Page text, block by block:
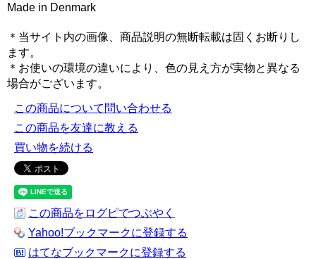
Made in Denmark
＊当サイト内の画像、商品説明の無断転載は固くお断りし
ます。
＊お使いの環境の違いにより、色の見え方が実物と異なる
場合がございます。
この商品について問い合わせる
この商品を友達に教える
買い物を続ける
この商品をログピでつぶやく
Yahoo!ブックマークに登録する
はてなブックマークに登録する